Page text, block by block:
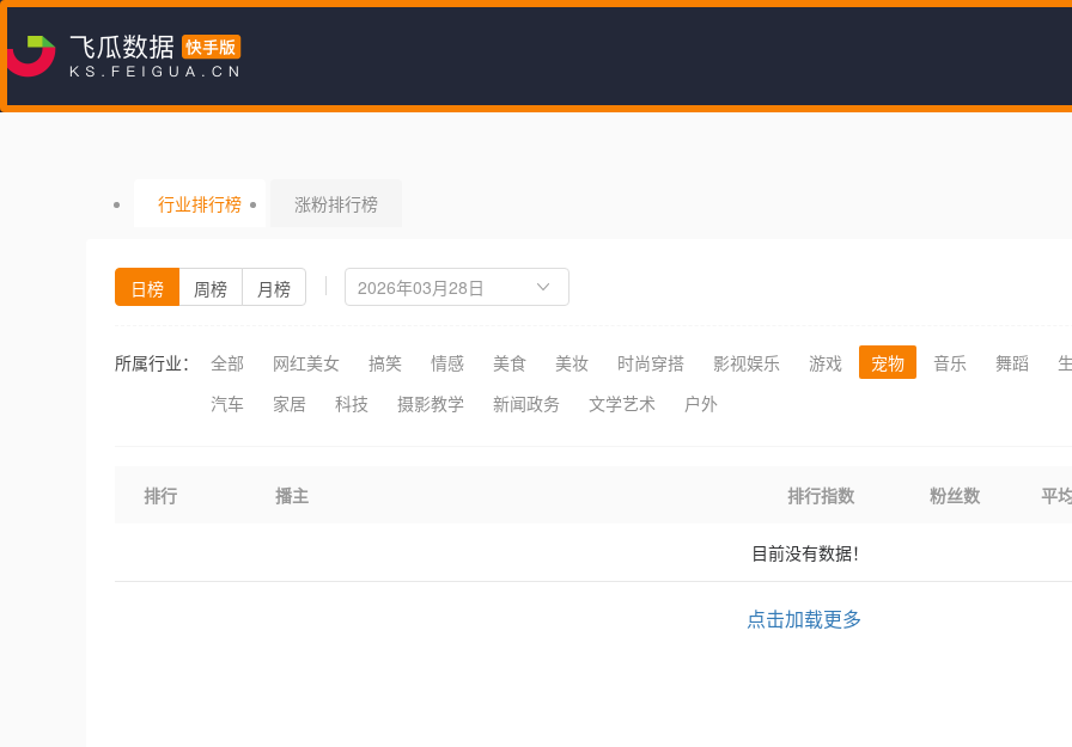
行业排行榜 涨粉排行榜
日榜 周榜 月榜
所属行业： 全部 网红美女 搞笑 情感 美食 美妆 时尚穿搭 影视娱乐 游戏 宠物 音乐 舞蹈
汽车
家居 科技 摄影教学 新闻政务 文学艺术 户外
排行 播主 排行指数 粉丝数 平
目前没有数据！
点击加载更多